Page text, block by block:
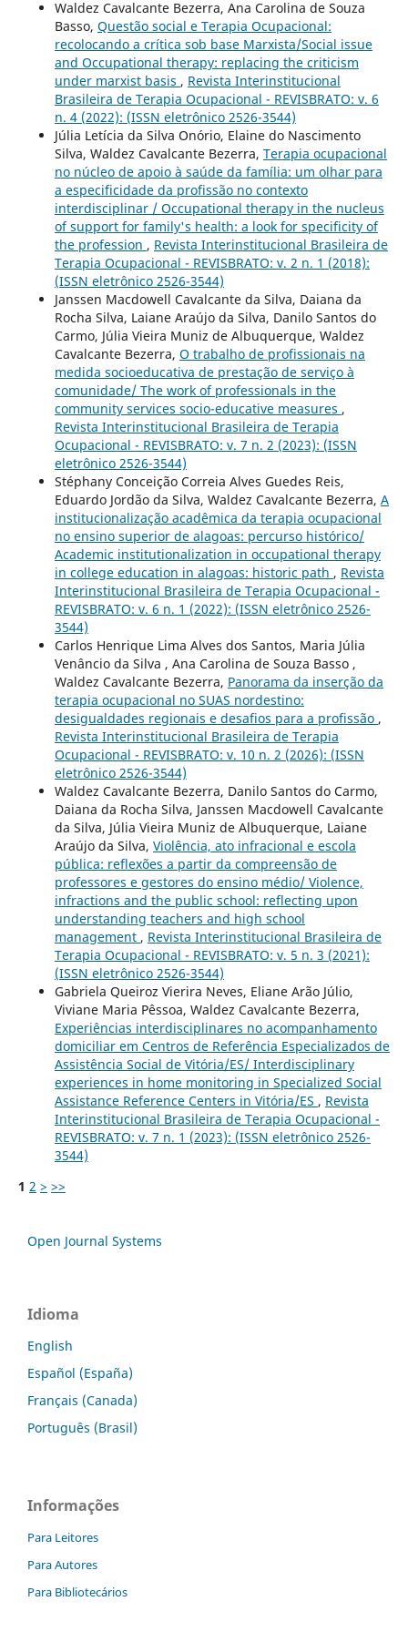
Waldez Cavalcante Bezerra, Ana Carolina de Souza
Basso, Questão social e Terapia Ocupacional:
recolocando a crítica sob base Marxista/Social issue
and Occupational therapy: replacing the criticism
under marxist basis , Revista Interinstitucional
Brasileira de Terapia Ocupacional - REVISBRATO: v. 6
n. 4 (2022): (ISSN eletrônico 2526-3544)
Júlia Letícia da Silva Onório, Elaine do Nascimento
Silva, Waldez Cavalcante Bezerra, Terapia ocupacional
no núcleo de apoio à saúde da família: um olhar para
a especificidade da profissão no contexto
interdisciplinar / Occupational therapy in the nucleus
of support for family's health: a look for specificity of
the profession , Revista Interinstitucional Brasileira de
Terapia Ocupacional - REVISBRATO: v. 2 n. 1 (2018):
(ISSN eletrônico 2526-3544)
Janssen Macdowell Cavalcante da Silva, Daiana da
Rocha Silva, Laiane Araújo da Silva, Danilo Santos do
Carmo, Júlia Vieira Muniz de Albuquerque, Waldez
Cavalcante Bezerra, O trabalho de profissionais na
medida socioeducativa de prestação de serviço à
comunidade/ The work of professionals in the
community services socio-educative measures ,
Revista Interinstitucional Brasileira de Terapia
Ocupacional - REVISBRATO: v. 7 n. 2 (2023): (ISSN
eletrônico 2526-3544)
Stéphany Conceição Correia Alves Guedes Reis,
Eduardo Jordão da Silva, Waldez Cavalcante Bezerra, A
institucionalização acadêmica da terapia ocupacional
no ensino superior de alagoas: percurso histórico/
Academic institutionalization in occupational therapy
in college education in alagoas: historic path , Revista
Interinstitucional Brasileira de Terapia Ocupacional -
REVISBRATO: v. 6 n. 1 (2022): (ISSN eletrônico 2526-
3544)
Carlos Henrique Lima Alves dos Santos, Maria Júlia
Venâncio da Silva , Ana Carolina de Souza Basso ,
Waldez Cavalcante Bezerra, Panorama da inserção da
terapia ocupacional no SUAS nordestino:
desigualdades regionais e desafios para a profissão ,
Revista Interinstitucional Brasileira de Terapia
Ocupacional - REVISBRATO: v. 10 n. 2 (2026): (ISSN
eletrônico 2526-3544)
Waldez Cavalcante Bezerra, Danilo Santos do Carmo,
Daiana da Rocha Silva, Janssen Macdowell Cavalcante
da Silva, Júlia Vieira Muniz de Albuquerque, Laiane
Araújo da Silva, Violência, ato infracional e escola
pública: reflexões a partir da compreensão de
professores e gestores do ensino médio/ Violence,
infractions and the public school: reflecting upon
understanding teachers and high school
management , Revista Interinstitucional Brasileira de
Terapia Ocupacional - REVISBRATO: v. 5 n. 3 (2021):
(ISSN eletrônico 2526-3544)
Gabriela Queiroz Vierira Neves, Eliane Arão Júlio,
Viviane Maria Pêssoa, Waldez Cavalcante Bezerra,
Experiências interdisciplinares no acompanhamento
domiciliar em Centros de Referência Especializados de
Assistência Social de Vitória/ES/ Interdisciplinary
experiences in home monitoring in Specialized Social
Assistance Reference Centers in Vitória/ES , Revista
Interinstitucional Brasileira de Terapia Ocupacional -
REVISBRATO: v. 7 n. 1 (2023): (ISSN eletrônico 2526-
3544)
1 2 > >>
Open Journal Systems
Idioma
English
Español (España)
Français (Canada)
Português (Brasil)
Informações
Para Leitores
Para Autores
Para Bibliotecários